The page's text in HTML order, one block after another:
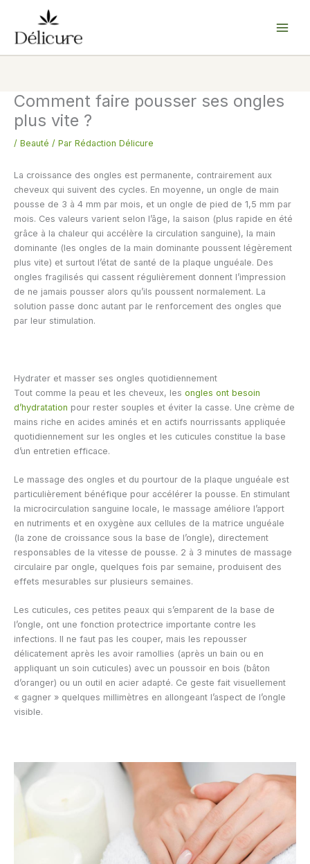
contenu
Comment faire pousser ses ongles
plus vite ?
/ Beauté / Par Rédaction Délicure
La croissance des ongles est permanente, contrairement aux
cheveux qui suivent des cycles. En moyenne, un ongle de main
pousse de 3 à 4 mm par mois, et un ongle de pied de 1,5 mm par
mois. Ces valeurs varient selon l’âge, la saison (plus rapide en été
grâce à la chaleur qui accélère la circulation sanguine), la main
dominante (les ongles de la main dominante poussent légèrement
plus vite) et surtout l’état de santé de la plaque unguéale. Des
ongles fragilisés qui cassent régulièrement donnent l’impression
de ne jamais pousser alors qu’ils poussent normalement. La
solution passe donc autant par le renforcement des ongles que
par leur stimulation.
Hydrater et masser ses ongles quotidiennement
Tout comme la peau et les cheveux, les ongles ont besoin
d’hydratation pour rester souples et éviter la casse. Une crème de
mains riche en acides aminés et en actifs nourrissants appliquée
quotidiennement sur les ongles et les cuticules constitue la base
d’un entretien efficace.
Le massage des ongles et du pourtour de la plaque unguéale est
particulièrement bénéfique pour accélérer la pousse. En stimulant
la microcirculation sanguine locale, le massage améliore l’apport
en nutriments et en oxygène aux cellules de la matrice unguéale
(la zone de croissance sous la base de l’ongle), directement
responsables de la vitesse de pousse. 2 à 3 minutes de massage
circulaire par ongle, quelques fois par semaine, produisent des
effets mesurables sur plusieurs semaines.
Les cuticules, ces petites peaux qui s’emparent de la base de
l’ongle, ont une fonction protectrice importante contre les
infections. Il ne faut pas les couper, mais les repousser
délicatement après les avoir ramollies (après un bain ou en
appliquant un soin cuticules) avec un poussoir en bois (bâton
d’oranger) ou un outil en acier adapté. Ce geste fait visuellement
« gagner » quelques millimètres en allongeant l’aspect de l’ongle
visible.